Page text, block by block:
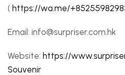
( https://wa.me/
Email: info@surpriser.com.hk
Website: https://
Souvenir